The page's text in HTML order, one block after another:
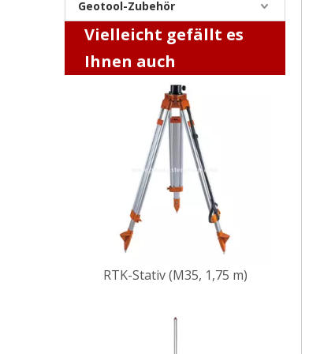
Geotool-Zubehör
Vielleicht gefällt es
Ihnen auch
RTK-Stativ (M35, 1,75 m)
RTK-Stange (2,2 m, CLP5)